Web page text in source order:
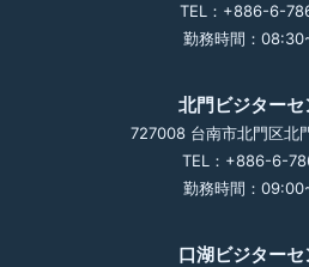
TEL：+886-6-
勤務時間：
北門ビジターセ
727008 台南市北門区北
TEL：+886-6-
勤務時間：
口湖ビジター